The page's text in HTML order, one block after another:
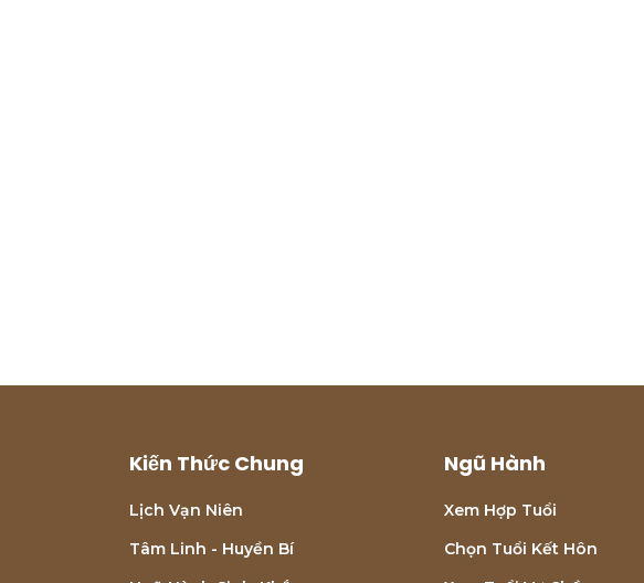
Kiến Thức Chung
Lịch Vạn Niên
Tâm Linh - Huyền Bí
Ngũ Hành
Xem Hợp Tuổi
Chọn Tuổi Kết Hôn